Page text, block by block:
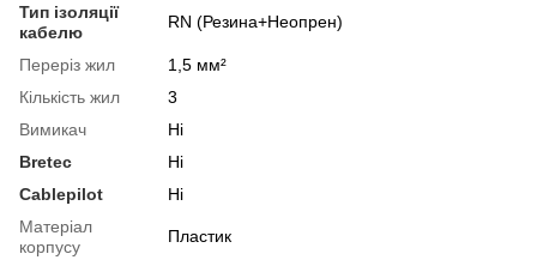
Тип ізоляції
кабелю
RN (Резина+Неопрен)
Переріз жил
1,5 мм²
Кількість жил
3
Вимикач
Ні
Bretec
Ні
Cablepilot
Ні
Матерiал
корпусу
Пластик